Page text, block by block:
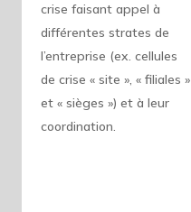
crise faisant appel à
différentes strates de
l’entreprise (ex. cellules
de crise « site », « filiales »
et « sièges ») et à leur
coordination.